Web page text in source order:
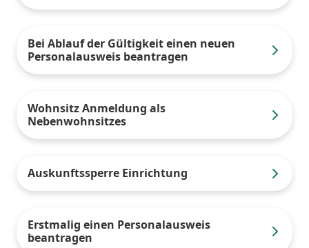
Bei Ablauf der Gültigkeit einen neuen
Personalausweis beantragen
Wohnsitz Anmeldung als
Nebenwohnsitzes
Auskunftssperre Einrichtung
Erstmalig einen Personalausweis
beantragen